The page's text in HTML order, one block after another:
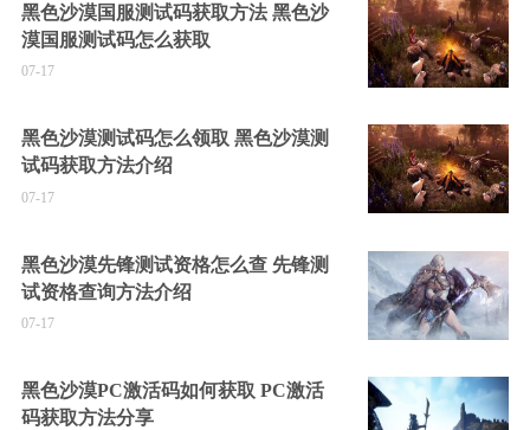
黑色沙漠国服测试码获取方法 黑色沙
漠国服测试码怎么获取
07-17
黑色沙漠测试码怎么领取 黑色沙漠测
试码获取方法介绍
07-17
黑色沙漠先锋测试资格怎么查 先锋测
试资格查询方法介绍
07-17
黑色沙漠PC激活码如何获取 PC激活
码获取方法分享